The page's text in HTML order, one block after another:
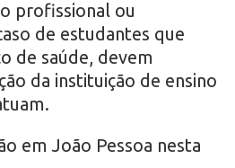
profissional ou
de estudantes que
de saúde, devem
da instituição de ensino
em João Pessoa nesta